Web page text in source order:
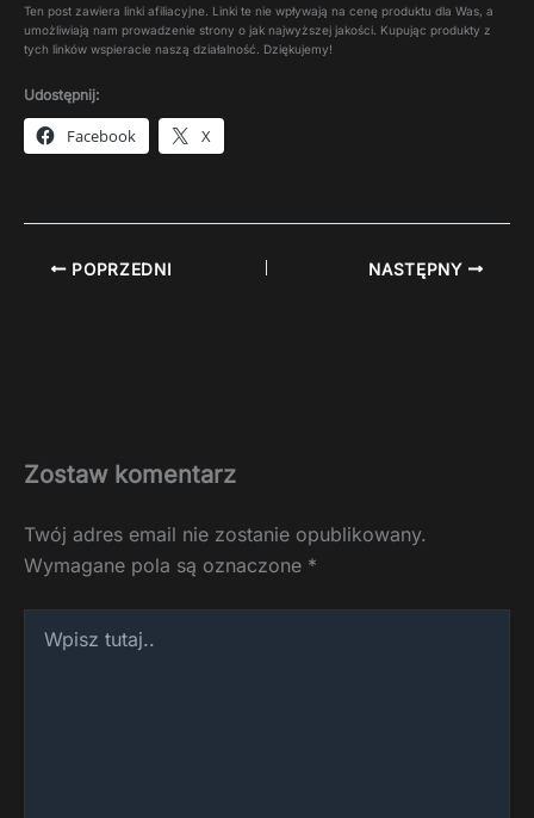
Ten post zawiera linki afiliacyjne. Linki te nie wpływają na cenę produktu dla Was, a
umożliwiają nam prowadzenie strony o jak najwyższej jakości. Kupując produkty z
tych linków wspieracie naszą działalność. Dziękujemy!
Udostępnij:
Facebook X
POPRZEDNI NASTĘPNY
Zostaw komentarz
Twój adres email nie zostanie opublikowany.
Wymagane pola są oznaczone *
tutaj..